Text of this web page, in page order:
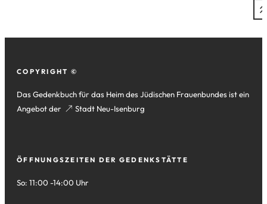
Fußzeile
COPYRIGHT ©
Das Gedenkbuch für das Heim des Jüdischen Frauenbundes ist ein
Angebot der
Stadt Neu-Isenburg
(Öffnet
Tab)
ÖFFNUNGSZEITEN DER GEDENKSTÄTTE
So: 11:00 -14:00 Uhr